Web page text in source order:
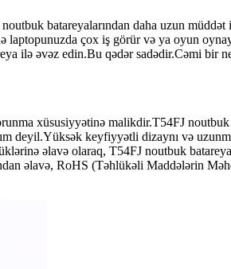
batareyalarından daha uzun
çox iş görür və ya oyun
ilə əvəz edin.Bu qədər sadədir.Cəmi bir
xüsusiyyətinə malikdir.T54FJ noutbuk
deyil.Yüksək keyfiyyətli dizaynı və
əlavə olaraq, T54FJ noutbuk
əlavə, RoHS (Təhlükəli Maddələrin